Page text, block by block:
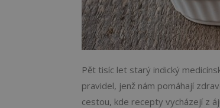
Pět tisíc let starý indický
pravidel, jenž nám pomáhají
cestou, kde recepty vycházejí z